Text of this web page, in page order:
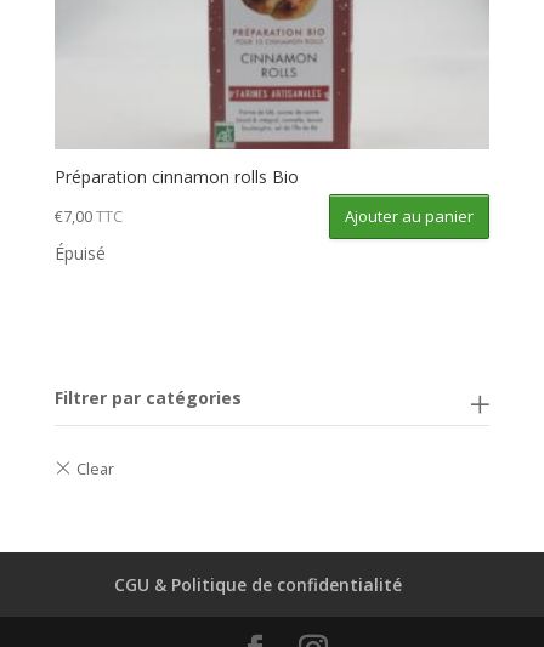
Préparation cinnamon rolls Bio
€7,00TTC Ajouter au panier
Épuisé
Filtrer par catégories
CGU & Politique de confidentialité